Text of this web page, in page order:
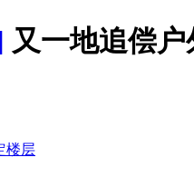
又一地追偿